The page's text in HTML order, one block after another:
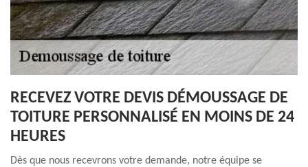
RECEVEZ VOTRE DEVIS DÉMOUSSAGE DE
TOITURE PERSONNALISÉ EN MOINS DE 24
HEURES
Dès que nous recevrons votre demande, notre équipe se